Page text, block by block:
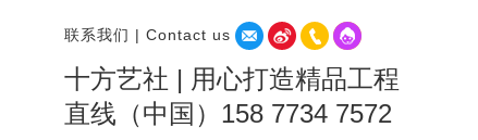
联系我们 | Contact us
十方艺社 | 用心打造精品工程
直线（中国）158 7734 7572